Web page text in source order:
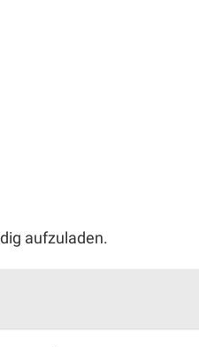
aufzuladen.